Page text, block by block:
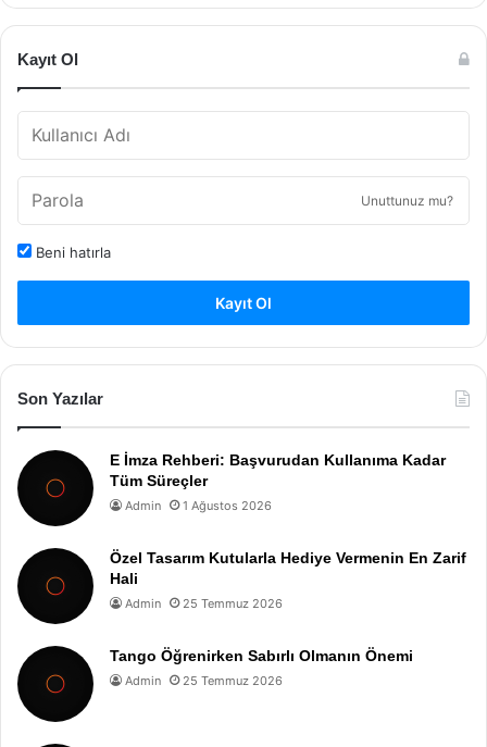
Kayıt Ol
Unuttunuz mu?
Beni hatırla
Kayıt Ol
Son Yazılar
E İmza Rehberi: Başvurudan Kullanıma Kadar
Tüm Süreçler
Admin 1 Ağustos 2026
Özel Tasarım Kutularla Hediye Vermenin En Zarif
Hali
Admin 25 Temmuz 2026
Tango Öğrenirken Sabırlı Olmanın Önemi
Admin 25 Temmuz 2026